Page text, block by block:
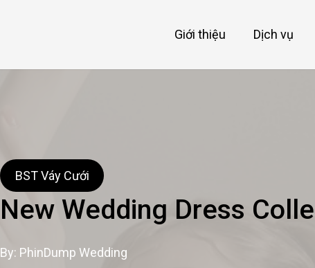
Giới thiệu Dịch vụ
BST Váy Cưới
New Wedding Dress
By: PhinDump Wedding